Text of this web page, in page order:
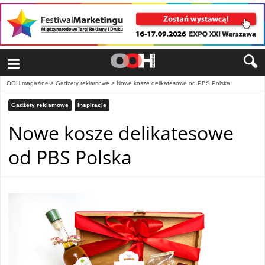
≡
OOH magazine > Gadżety reklamowe > Nowe kosze delikatesowe od PBS Polska
Gadżety reklamowe Inspiracje
Nowe kosze delikatesowe
od PBS Polska